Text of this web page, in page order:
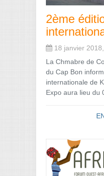
2ème
18 janvier
La Chmabre de
du Cap Bon
internationale de
Expo aura lieu